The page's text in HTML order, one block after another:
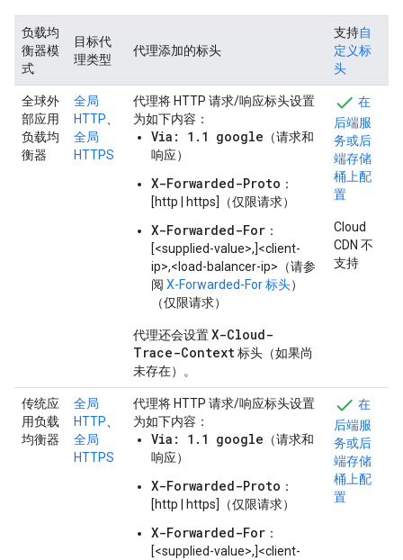
负载均
衡器模
式
目标代
理类型
代理添加的标头
支持自
定义标
头
全球外
部应用
负载均
衡器
全局
HTTP、
全局
HTTPS
代理将 HTTP 请求/响应标头设置
为如下内容：
Via: 1.1 google （请求和
响应）
X-Forwarded-Proto ：
[http | https]（仅限请求）
X-Forwarded-For ：
[<supplied-value>,]<client-
ip>,<load-balancer-ip>（请参
阅 X-Forwarded-For 标头）
（仅限请求）
代理还会设置X-Cloud-
Trace-Context标头（如果尚
未存在）。
在
后端服
务或后
端存储
桶上配
置
Cloud
CDN 不
支持
传统应
用负载
均衡器
全局
HTTP、
全局
HTTPS
代理将 HTTP 请求/响应标头设置
为如下内容：
Via: 1.1 google （请求和
响应）
X-Forwarded-Proto ：
[http | https]（仅限请求）
X-Forwarded-For ：
[<supplied-value>,]<client-
在
后端服
务或后
端存储
桶上配
置